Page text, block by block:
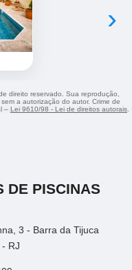
›
direito reservado. Sua reprodução,
a autorização do autor. Crime de
– Lei 9610/98 - Lei de direitos autorais
DE PISCINAS
3 - Barra da Tijuca
RJ